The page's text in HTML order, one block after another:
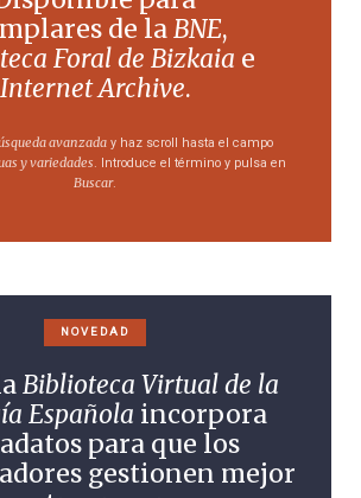
de laBNE,
Foral de Bizkaia e
Internet Archive.
avanzada y haz scroll hasta el campo
y variedades . Introduce el término y pulsa en
Buscar.
NOVEDAD
Biblioteca Virtual de la
Española incorpora
para que los
gestionen mejor